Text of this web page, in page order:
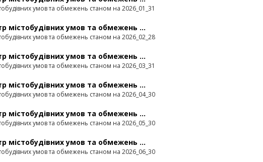
умов та обмежень станом на 2026_01_31
містобудівних умов та обмежень ...
умов та обмежень станом на 2026_02_28
містобудівних умов та обмежень ...
умов та обмежень станом на 2026_03_31
містобудівних умов та обмежень ...
умов та обмежень станом на 2026_04_30
містобудівних умов та обмежень ...
умов та обмежень станом на 2026_05_30
містобудівних умов та обмежень ...
умов та обмежень станом на 2026_06_30